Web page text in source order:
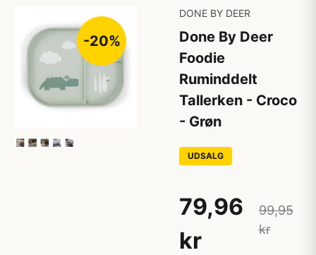
-20%
DONE BY DEER
Done By Deer
Foodie
Ruminddelt
Tallerken - Croco
- Grøn
UDSALG
79,96
kr
99,95
kr